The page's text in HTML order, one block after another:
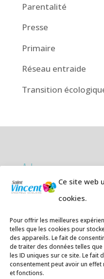
Ce site web
cookies.
Pour offrir les meilleures
telles que les cookies pour
des appareils. Le fait de
de traiter des données telles
les ID uniques sur ce site. Le fait
consentement peut avoir un
et fonctions.
Parentalité
Presse
Primaire
Réseau entraide
Transition
Adresses:
Ecole primaire de
Téléphone05 59
Collège Hendaye
Libération 64700
Téléphone 05 59